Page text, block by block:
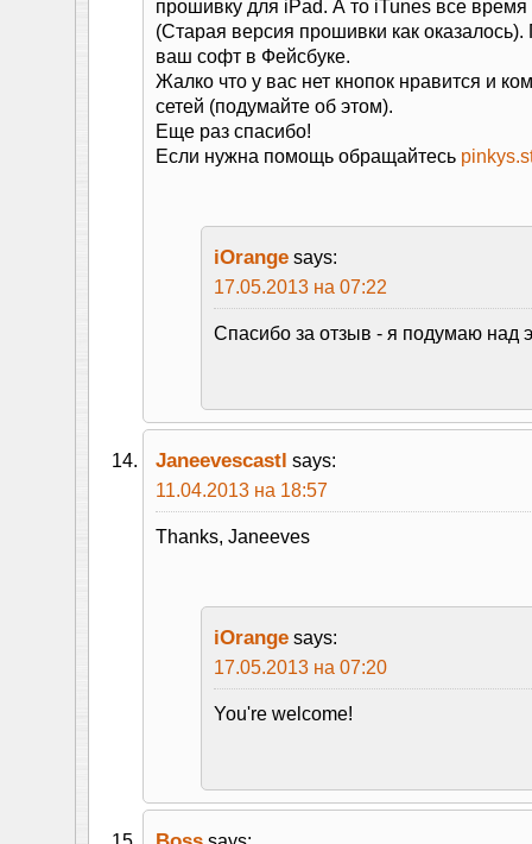
прошивку для iPad. А то iTunes все
(Старая версия прошивки как
ваш софт в Фейсбуке.
Жалко что у вас нет кнопок нравится и
сетей (подумайте об этом).
Еще раз спасибо!
Если нужна помощь обращайтесь
iOrange says:
17.05.2013 на 07:22
Спасибо за отзыв - я подумаю над
Janeevescastl says:
11.04.2013 на 18:57
Thanks, Janeeves
iOrange says:
17.05.2013 на 07:20
You're welcome!